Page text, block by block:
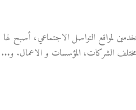
لمواقع التواصل الاجتماعي، أصبح
الشركات، المؤسسات و الاعمال. و...